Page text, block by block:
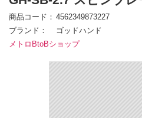
商品コード
4562349873227
ブランド
ゴッドハンド
メトロBtoBショップ